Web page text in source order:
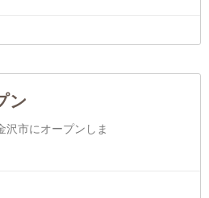
ン
沢市にオープンしま